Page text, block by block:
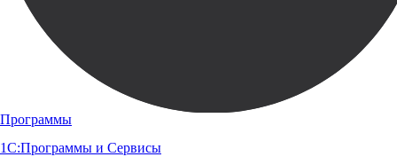
Программы
1С:Программы и Сервисы